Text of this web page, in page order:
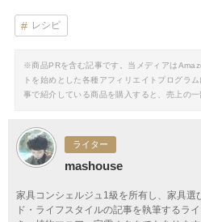
レシピ
※商品PRを含む記事です。当メディアは
トを始めとした各種アフィリエイトプログラ
事で紹介している商品を購入すると、売上の一
ライター
mashouse
家具コンシェルジュ1級を所有し、家具選
ド・ライフスタイルの記事を執筆するラ